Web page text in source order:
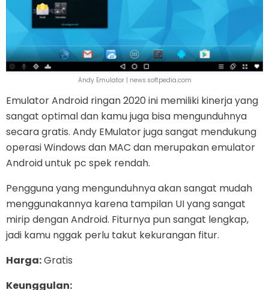
Andy Emulator | news.softpedia.com
Emulator Android ringan 2020 ini memiliki kinerja yang
sangat optimal dan kamu juga bisa mengunduhnya
secara gratis. Andy EMulator juga sangat mendukung
operasi Windows dan MAC dan merupakan emulator
Android untuk pc spek rendah.
Pengguna yang mengunduhnya akan sangat mudah
menggunakannya karena tampilan UI yang sangat
mirip dengan Android. Fiturnya pun sangat lengkap,
jadi kamu nggak perlu takut kekurangan fitur.
Harga:Gratis
Keunggulan: